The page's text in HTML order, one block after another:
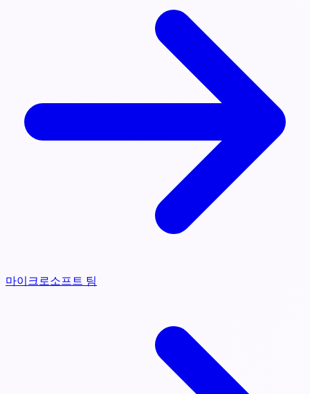
마이크로소프트 팀